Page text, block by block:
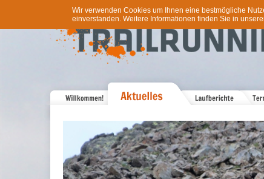
Wir verwenden Cookies um Ihnen eine bestmögliche
einverstanden. Weitere Informationen finden Sie in